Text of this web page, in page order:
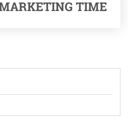
TIME